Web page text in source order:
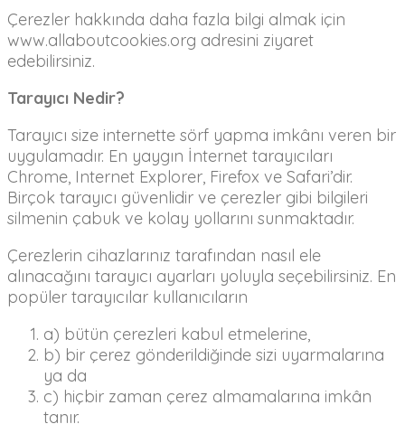
Çerezler hakkında daha fazla bilgi almak için
www.allaboutcookies.org adresini ziyaret
edebilirsiniz.
Tarayıcı Nedir?
Tarayıcı size internette sörf yapma imkânı veren bir
uygulamadır. En yaygın İnternet tarayıcıları
Chrome, Internet Explorer, Firefox ve Safari’dir.
Birçok tarayıcı güvenlidir ve çerezler gibi bilgileri
silmenin çabuk ve kolay yollarını sunmaktadır.
Çerezlerin cihazlarınız tarafından nasıl ele
alınacağını tarayıcı ayarları yoluyla seçebilirsiniz. En
popüler tarayıcılar kullanıcıların
a) bütün çerezleri kabul etmelerine,
b) bir çerez gönderildiğinde sizi uyarmalarına
ya da
c) hiçbir zaman çerez almamalarına imkân
tanır.